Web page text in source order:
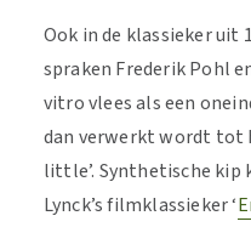
Ook in de klassieker uit
spraken Frederik Pohl
vitro vlees als een
dan verwerkt wordt tot
little’. Synthetische kip
Lynck’s filmklassieker ‘